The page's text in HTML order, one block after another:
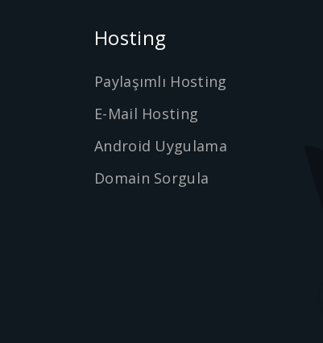
Hosting
Paylaşımlı Hosting
E-Mail Hosting
Android Uygulama
Domain Sorgula